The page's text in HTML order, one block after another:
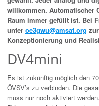
willkommen. Automatischer
Raum immer gefüllt ist. Bei
unter oe3gwu@amsat.org
Konzeptionierung und
DV4mini
Es ist zukünftig möglich den
ÖVSV’s zu verbinden. Die
muss nur noch aktiviert